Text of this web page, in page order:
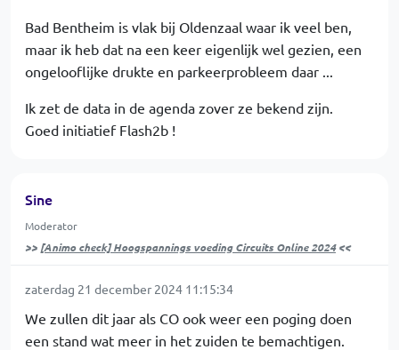
Bad Bentheim is vlak bij Oldenzaal waar ik veel ben,
maar ik heb dat na een keer eigenlijk wel gezien, een
ongelooflijke drukte en parkeerprobleem daar ...
Ik zet de data in de agenda zover ze bekend zijn.
Goed initiatief Flash2b !
Sine
Moderator
>> [Animo check] Hoogspannings voeding Circuits Online 2024<<
zaterdag 21 december 2024 11:15:34
We zullen dit jaar als CO ook weer een poging doen
een stand wat meer in het zuiden te bemachtigen.